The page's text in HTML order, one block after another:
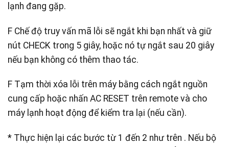
lạnh đang gặp.
F Chế độ truy vấn mã lỗi sẽ ngắt khi bạn nhất và giữ
nút CHECK trong 5 giây, hoặc nó tự ngắt sau 20 giây
nếu bạn không có thêm thao tác.
F Tạm thời xóa lỗi trên máy bằng cách ngắt nguồn
cung cấp hoặc nhấn AC RESET trên remote và cho
máy lạnh hoạt động để kiểm tra lại (nếu cần).
* Thực hiện lại các bước từ 1 đến 2 như trên . Nếu bộ